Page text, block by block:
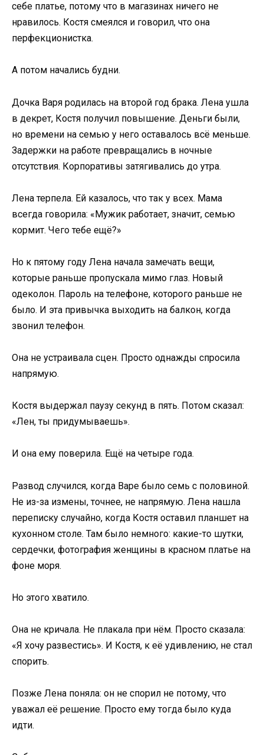
себе платье, потому что в магазинах ничего не
нравилось. Костя смеялся и говорил, что она
перфекционистка.
А потом начались будни.
Дочка Варя родилась на второй год брака. Лена ушла
в декрет, Костя получил повышение. Деньги были,
но времени на семью у него оставалось всё меньше.
Задержки на работе превращались в ночные
отсутствия. Корпоративы затягивались до утра.
Лена терпела. Ей казалось, что так у всех. Мама
всегда говорила: «Мужик работает, значит, семью
кормит. Чего тебе ещё?»
Но к пятому году Лена начала замечать вещи,
которые раньше пропускала мимо глаз. Новый
одеколон. Пароль на телефоне, которого раньше не
было. И эта привычка выходить на балкон, когда
звонил телефон.
Она не устраивала сцен. Просто однажды спросила
напрямую.
Костя выдержал паузу секунд в пять. Потом сказал:
«Лен, ты придумываешь».
И она ему поверила. Ещё на четыре года.
Развод случился, когда Варе было семь с половиной.
Не из-за измены, точнее, не напрямую. Лена нашла
переписку случайно, когда Костя оставил планшет на
кухонном столе. Там было немного: какие-то шутки,
сердечки, фотография женщины в красном платье на
фоне моря.
Но этого хватило.
Она не кричала. Не плакала при нём. Просто сказала:
«Я хочу развестись». И Костя, к её удивлению, не стал
спорить.
Позже Лена поняла: он не спорил не потому, что
уважал её решение. Просто ему тогда было куда
идти.